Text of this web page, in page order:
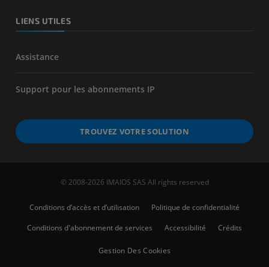
LIENS UTILES
Assistance
Support pour les abonnements IP
TROUVEZ VOTRE SOLUTION
© 2008-2026 IMAIOS SAS All rights reserved
Conditions d’accès et d’utilisation
Politique de confidentialité
Conditions d'abonnement de services
Accessibilité Crédits
Gestion Des Cookies